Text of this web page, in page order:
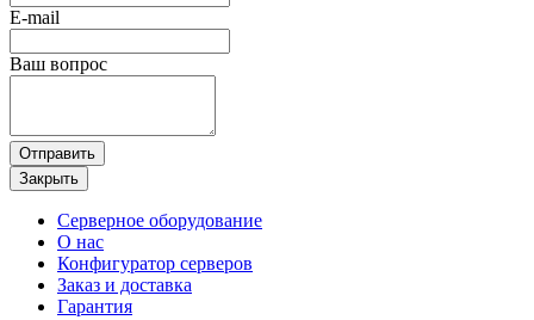
E-mail
Ваш вопрос
Отправить
Закрыть
Серверное оборудование
О нас
Конфигуратор серверов
Заказ и доставка
Гарантия